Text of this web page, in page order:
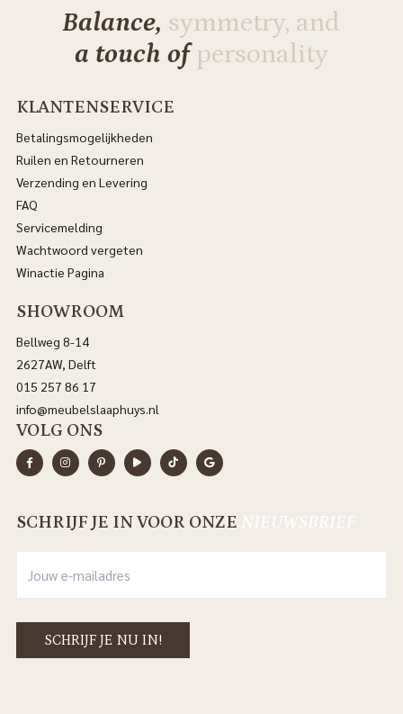
Balance, symmetry, and
a touch ofpersonality
KLANTENSERVICE
Betalingsmogelijkheden
Ruilen en Retourneren
Verzending en Levering
FAQ
Servicemelding
Wachtwoord vergeten
Winactie Pagina
SHOWROOM
Bellweg 8-14
2627AW, Delft
015 257 86 17
info@meubelslaaphuys.nl
VOLG ONS
SCHRIJF JE IN VOOR ONZE NIEUWSBRIEF